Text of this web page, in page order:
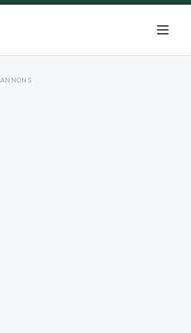
ANNONS